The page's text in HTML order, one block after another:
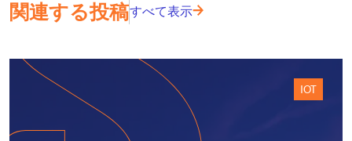
関連する投稿すべて表示
IOT